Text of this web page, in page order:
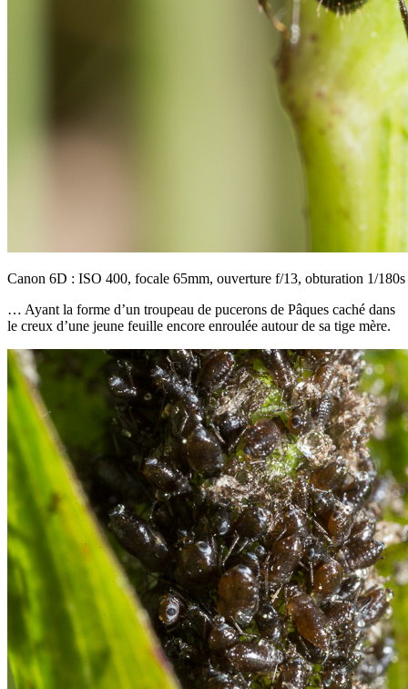
Canon 6D : ISO 400, focale 65mm, ouverture f/13, obturation 1/180s
… Ayant la forme d’un troupeau de pucerons de Pâques caché dans
le creux d’une jeune feuille encore enroulée autour de sa tige mère.